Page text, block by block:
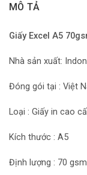
MÔ TẢ
Giấy Excel A5
Nhà sản xuất:
Đóng gói tại : Việt
Loại : Giấy in cao
Kích thước : A5
Định lượng : 70 gsm